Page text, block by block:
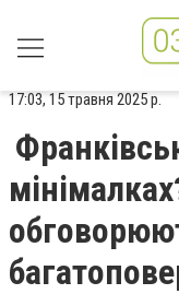
17:03, 15 травня 2025 р.